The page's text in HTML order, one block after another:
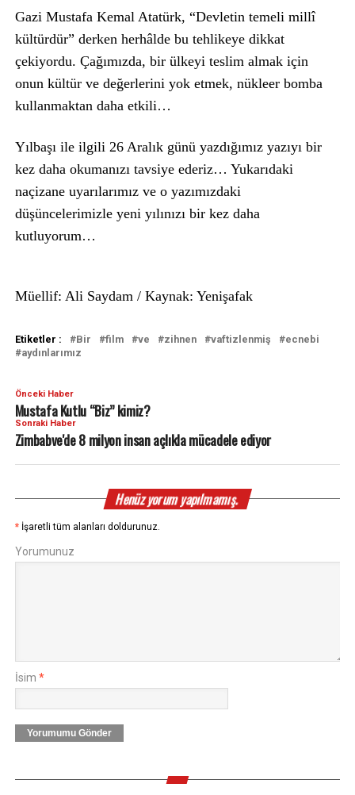
Gazi Mustafa Kemal Atatürk, “Devletin temeli millî
kültürdür” derken herhâlde bu tehlikeye dikkat
çekiyordu. Çağımızda, bir ülkeyi teslim almak için
onun kültür ve değerlerini yok etmek, nükleer bomba
kullanmaktan daha etkili…
Yılbaşı ile ilgili 26 Aralık günü yazdığımız yazıyı bir
kez daha okumanızı tavsiye ederiz… Yukarıdaki
naçizane uyarılarımız ve o yazımızdaki
düşüncelerimizle yeni yılınızı bir kez daha
kutluyorum…
Müellif: Ali Saydam / Kaynak: Yenişafak
Etiketler : Bir film ve zihnen vaftizlenmiş
ecnebi
aydınlarımız
Önceki Haber
Mustafa Kutlu “Biz” kimiz?
Sonraki Haber
Zimbabve'de 8 milyon insan açlıkla mücadele ediyor
Henüz yorum yapılmamış.
* İşaretli tüm alanları doldurunuz.
Yorumunuz
İsim *
Yorumumu Gönder